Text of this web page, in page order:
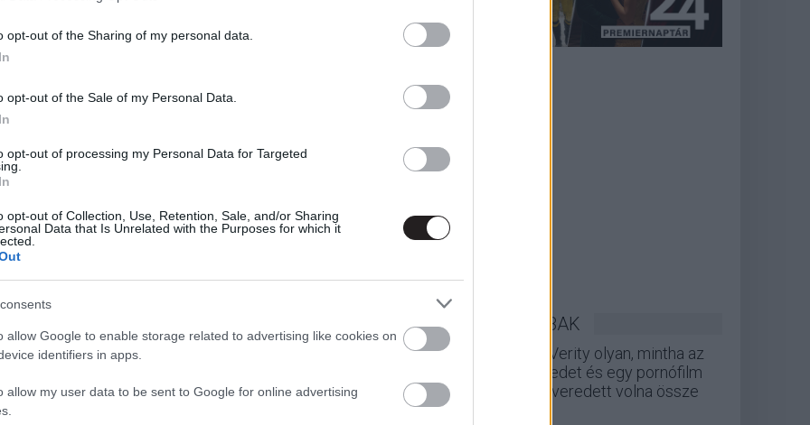
opt-out of the Sharing of my personal data.
opt-out of the Sale of my Personal Data.
opt-out of processing my Personal Data for Targeted
opt-out of Collection, Use, Retention, Sale, and/or Sharing
Data that Is Unrelated with the Purposes for which it
allow Google to enable storage related to advertising like cookies on
identifiers in apps.
allow my user data to be sent to Google for online advertising
csak díjakat, hanem előzetest is hozott.
a 101 kiskutya.
LEGOLVASOTTABBAK
A Verity olyan, mintha az
Eredet és egy pornófilm
keveredett volna össze